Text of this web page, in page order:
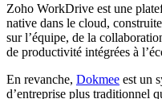
Zoho WorkDrive est une
native dans le cloud,
sur l’équipe, de la
de productivité intégrées à
En revanche, Dokmee est un
d’entreprise plus traditionnel